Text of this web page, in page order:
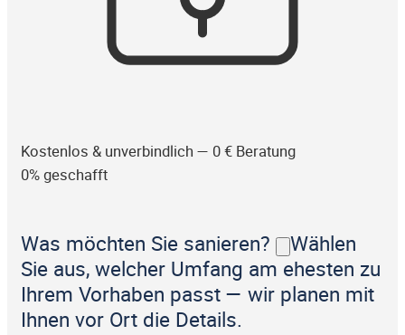
Kostenlos & unverbindlich — 0 € Beratung
0% geschafft
Was möchten Sie sanieren?
Wählen
Sie aus, welcher Umfang am ehesten zu
Ihrem Vorhaben passt — wir planen mit
Ihnen vor Ort die Details.